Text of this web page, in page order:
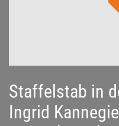
Staffelstab in
Ingrid